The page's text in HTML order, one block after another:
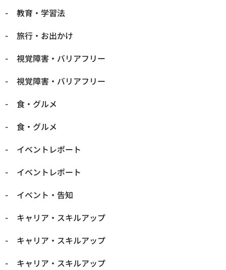
​教育・学習法
​旅行・お出かけ
​視覚障害・バリアフリー
​視覚障害・バリアフリー
​食・グルメ
​食・グルメ
イベントレポート
イベントレポート
イベント・告知
キャリア・スキルアップ
キャリア・スキルアップ
キャリア・スキルアップ